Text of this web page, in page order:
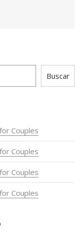
Buscar
Couples
Couples
Couples
Couples